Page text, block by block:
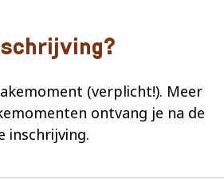
(verplicht!). Meer
ontvang je na de
inschrijving.